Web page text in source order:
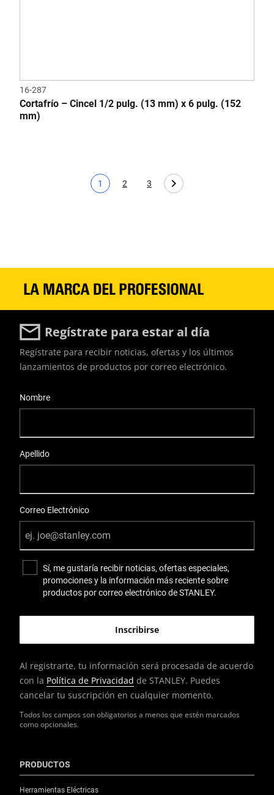
16-287
Cortafrío – Cincel 1/2 pulg. (13 mm) x 6 pulg. (152
mm)
Página actual
1
Page
2
Page
3
Regístrate para estar al día
Todos los campos son obligatorios a menos que estén marcados
como opcionales.
Regístrate para recibir noticias, ofertas y los últimos
lanzamientos de productos por correo electrónico.
Nombre
Apellido
Correo Electrónico
Sí, me gustaría recibir noticias, ofertas especiales,
promociones y la información más reciente sobre
productos por correo electrónico de STANLEY.
Al registrarte, tu información será procesada de acuerdo
con la Política de Privacidad de STANLEY. Puedes
cancelar tu suscripción en cualquier momento.
PRODUCTOS
Herramientas Eléctricas